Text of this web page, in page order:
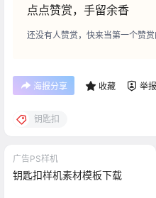
点点赞赏，手留余香
还没有人赞赏，快来当第一个赞赏
海报分享 收藏 举报
钥匙扣
广告PS样机
钥匙扣样机素材模板下载